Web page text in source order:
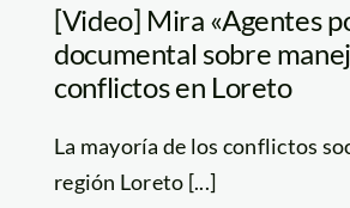
[Video] Mira «Agentes
documental sobre
conflictos en Loreto
La mayoría de los conflictos
región Loreto [...]